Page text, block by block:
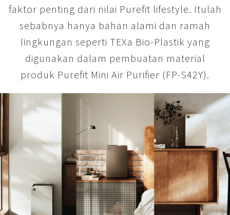
faktor penting dari nilai Purefit lifestyle. Itulah
sebabnya hanya bahan alami dan ramah
lingkungan seperti TEXa Bio-Plastik yang
digunakan dalam pembuatan material
produk Purefit Mini Air Purifier (FP-S42Y).